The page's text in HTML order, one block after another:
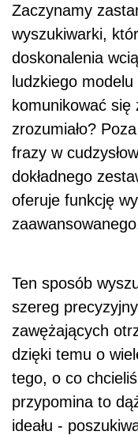
Zaczynamy
wyszukiwarki,
doskonalenia
ludzkiego
komunikować
zrozumiało?
frazy w
dokładnego
oferuje funkcję
Ten sposób
szereg
zawężających
dzięki temu o
tego, o co
przypomina to
ideału -